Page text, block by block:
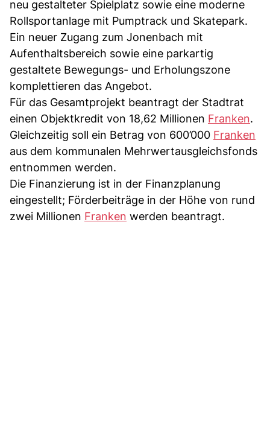
neu gestalteter Spielplatz sowie eine moderne
Rollsportanlage mit Pumptrack und Skatepark.
Ein neuer Zugang zum Jonenbach mit
Aufenthaltsbereich sowie eine parkartig
gestaltete Bewegungs- und Erholungszone
komplettieren das Angebot.
Für das Gesamtprojekt beantragt der Stadtrat
einen Objektkredit von 18,62 Millionen Franken.
Gleichzeitig soll ein Betrag von 600’000 Franken
aus dem kommunalen Mehrwertausgleichsfonds
entnommen werden.
Die Finanzierung ist in der Finanzplanung
eingestellt; Förderbeiträge in der Höhe von rund
zwei Millionen Franken werden beantragt.